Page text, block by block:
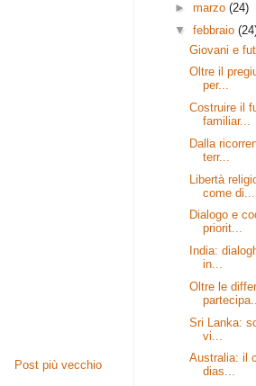
Post più vecchio
►marzo(24)
▼febbraio
Giovani e
Oltre il
per...
Costruire il
familiar...
Dalla
terr...
Libertà
come di...
Dialogo e
priorit...
India:
in...
Oltre le
Sri Lanka:
vi...
Australia: il
dias...